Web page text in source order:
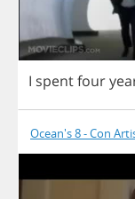
I spentfour
Ocean's 8 - Con